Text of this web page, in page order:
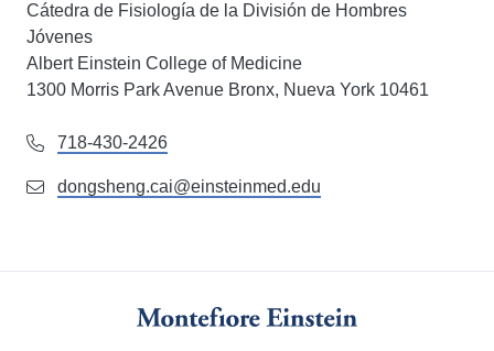
Cátedra de Fisiología de la División de Hombres
Jóvenes
Albert Einstein College of Medicine
1300 Morris Park Avenue Bronx, Nueva York 10461
718-430-2426
dongsheng.cai@einsteinmed.edu